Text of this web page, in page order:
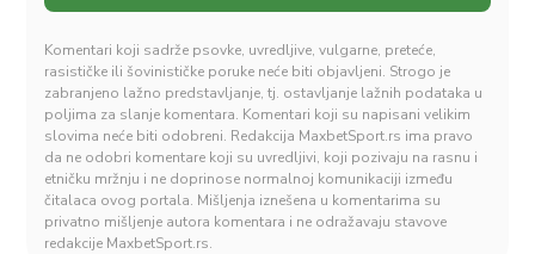
Komentari koji sadrže psovke, uvredljive, vulgarne, preteće,
rasističke ili šovinističke poruke neće biti objavljeni. Strogo je
zabranjeno lažno predstavljanje, tj. ostavljanje lažnih podataka u
poljima za slanje komentara. Komentari koji su napisani velikim
slovima neće biti odobreni. Redakcija MaxbetSport.rs ima pravo
da ne odobri komentare koji su uvredljivi, koji pozivaju na rasnu i
etničku mržnju i ne doprinose normalnoj komunikaciji između
čitalaca ovog portala. Mišljenja iznešena u komentarima su
privatno mišljenje autora komentara i ne odražavaju stavove
redakcije MaxbetSport.rs.